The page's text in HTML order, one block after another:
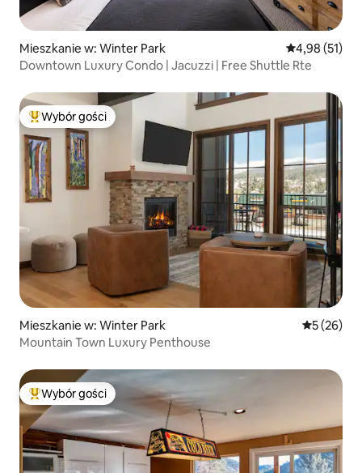
Mieszkanie w: Winter Park Średnia
4,98 (51)
Downtown Luxury Condo | Jacuzzi | Free Shuttle Rte
Najpopularniejsze z kategorii Wybór gości
Wybór gości
Mieszkanie w: Winter Park Średnia
5 (26)
Mountain Town Luxury Penthouse
Najpopularniejsze z kategorii Wybór gości
Wybór gości